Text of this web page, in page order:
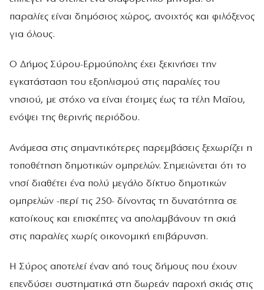
παραλίες είναι δημόσιος χώρος, ανοιχτός και φιλόξενος
για όλους.
Ο Δήμος Σύρου-Ερμούπολης έχει ξεκινήσει την
εγκατάσταση του εξοπλισμού στις παραλίες του
νησιού, με στόχο να είναι έτοιμες έως τα τέλη Μαΐου,
ενόψει της θερινής περιόδου.
Ανάμεσα στις σημαντικότερες παρεμβάσεις ξεχωρίζει η
τοποθέτηση δημοτικών ομπρελών. Σημειώνεται ότι το
νησί διαθέτει ένα πολύ μεγάλο δίκτυο δημοτικών
ομπρελών -περί τις 250- δίνοντας τη δυνατότητα σε
κατοίκους και επισκέπτες να απολαμβάνουν τη σκιά
στις παραλίες χωρίς οικονομική επιβάρυνση.
Η Σύρος αποτελεί έναν από τους δήμους που έχουν
επενδύσει συστηματικά στη δωρεάν παροχή σκιάς στις